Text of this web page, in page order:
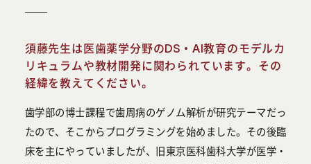
須藤先生は医歯薬学分野のDS・AI教育のモデルカ
リキュラムや教材開発に関わられています。その
経緯を教えてください。
歯学部の博士課程で歯周病のゲノム解析が研究テーマだっ
たので、そこからプログラミングを始めました。その後臨
床を主にやっていましたが、旧東京医科歯科大学が医学・